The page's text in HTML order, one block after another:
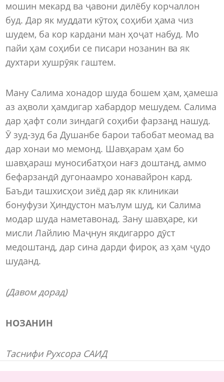
мошин мекард ва ҷавони дилёбу корчаллон
буд. Дар як муддати кӯтоҳ соҳиби ҳама чиз
шудем, ба кор кардани ман ҳоҷат набуд. Мо
пайи ҳам соҳиби се писари нозанин ва як
духтари хушрӯяк гаштем.
Ману Салима хонадор шуда бошем ҳам, ҳамеша
аз аҳволи ҳамдигар хабардор мешудем. Салима
дар ҳафт соли зиндагӣ соҳиби фарзанд нашуд.
Ӯ зуд-зуд ба Душанбе барои табобат меомад ва
дар хонаи мо мемонд. Шавҳарам ҳам бо
шавҳараш муносибатҳои нағз доштанд, аммо
бефарзандӣ дугонаамро хонавайрон кард.
Баъди ташхисҳои зиёд дар як клиникаи
бонуфузи Ҳиндустон маълум шуд, ки Салима
модар шуда наметавонад. Зану шавҳаре, ки
мисли Лайлию Маҷнун якдигарро дӯст
медоштанд, дар сина дарди фироқ аз ҳам ҷудо
шуданд.
(Давом дорад)
НОЗАНИН
Таснифи Рухсора САИД